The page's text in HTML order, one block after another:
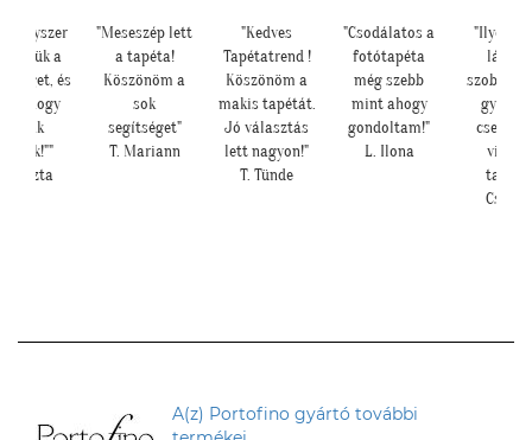
egyszer
a
és
hogy
"Meseszép lett
a tapéta!
Köszönöm a
sok
segítséget"
T. Mariann
"Kedves
Tapétatrend !
Köszönöm a
makis tapétát.
Jó választás
lett nagyon!"
T. Tünde
"Csodálatos a
fotótapéta
még szebb
mint ahogy
gondoltam!"
L. Ilona
"Ilyen lett
lányom
gyönyörű
virágos
tapéta."
Cs. Andi
A(z) Portofino gyártó további